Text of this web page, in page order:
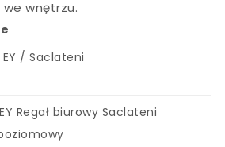
wnętrzu.
EY / Saclateni
Regał biurowy Saclateni